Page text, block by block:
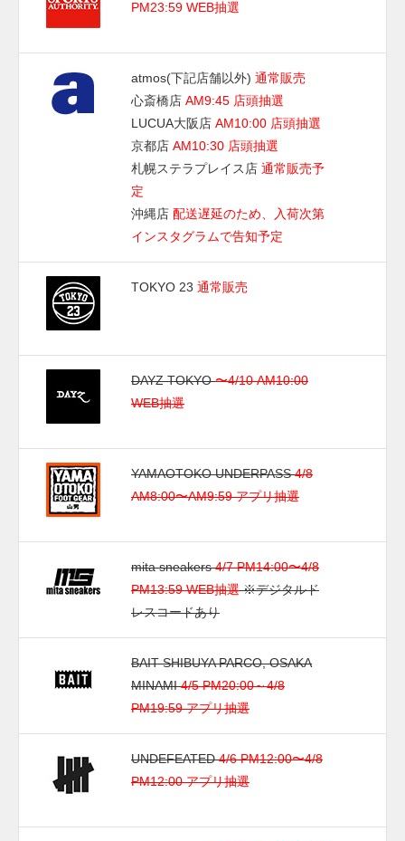
PM23:59 WEB抽選
atmos(下記店舗以外) 通常販売
心斎橋店 AM9:45 店頭抽選
LUCUA大阪店 AM10:00 店頭抽選
京都店 AM10:30 店頭抽選
札幌ステラプレイス店 通常販売予
定
沖縄店 配送遅延のため、入荷次第
インスタグラムで告知予定
TOKYO 23 通常販売
DAYZ TOKYO〜4/10 AM10:00
WEB抽選
YAMAOTOKO UNDERPASS4/8
AM8:00〜AM9:59 アプリ抽選
mita sneakers4/7 PM14:00〜4/8
PM13:59 WEB抽選※デジタルド
レスコードあり
BAIT SHIBUYA PARCO, OSAKA
MINAMI4/5 PM20:00～4/8
PM19:59 アプリ抽選
UNDEFEATED4/6 PM12:00〜4/8
PM12:00 アプリ抽選